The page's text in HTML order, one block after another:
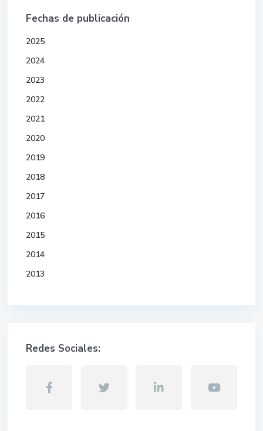
Fechas de publicación
2025
2024
2023
2022
2021
2020
2019
2018
2017
2016
2015
2014
2013
Redes Sociales: